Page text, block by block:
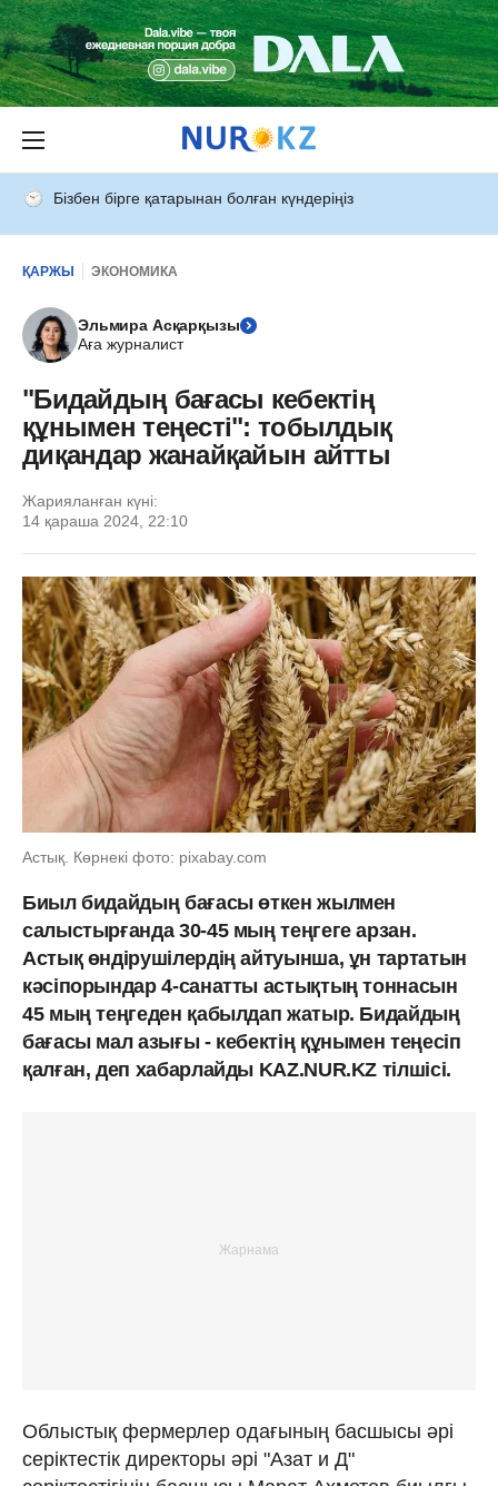
Бізбен бірге қатарынан болған күндеріңіз
ҚАРЖЫ ЭКОНОМИКА
Эльмира Асқарқызы
Аға журналист
"Бидайдың бағасы кебектің
құнымен теңесті": тобылдық
диқандар жанайқайын айтты
Жарияланған күні:
14 қараша 2024, 22:10
Астық. Көрнекі фото: pixabay.com
Биыл бидайдың бағасы өткен жылмен
салыстырғанда 30-45 мың теңгеге арзан.
Астық өндірушілердің айтуынша, ұн тартатын
кәсіпорындар 4-санатты астықтың тоннасын
45 мың теңгеден қабылдап жатыр. Бидайдың
бағасы мал азығы - кебектің құнымен теңесіп
қалған, деп хабарлайды KAZ.NUR.KZ тілшісі.
Облыстық фермерлер одағының басшысы әрі
серіктестік директоры әрі "Азат и Д"